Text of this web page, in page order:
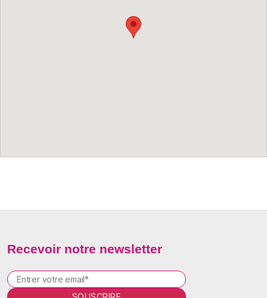
Recevoir notre newsletter